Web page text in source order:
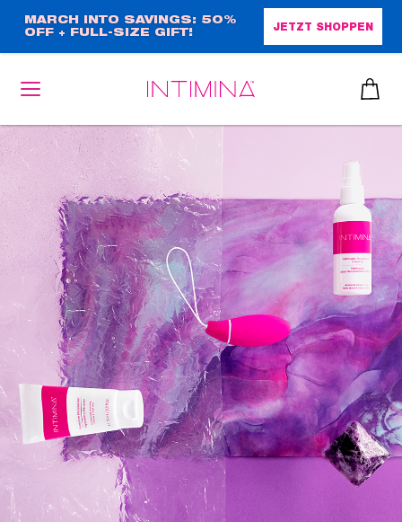
zum
Inhalt
MARCH INTO SAVINGS: 50%
OFF + FULL-SIZE GIFT!
JETZT SHOPPEN
2
dich